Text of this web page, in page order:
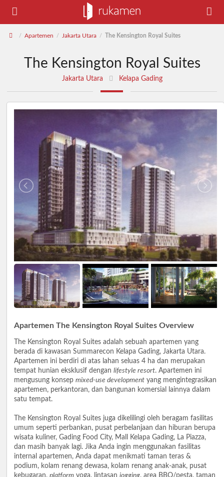
/ Apartemen / Jakarta Utara / The Kensington Royal Suites
The Kensington Royal Suites
Jakarta Utara Kelapa Gading
Apartemen The Kensington Royal Suites Overview
The Kensington Royal Suites adalah sebuah apartemen yang
berada di kawasan Summarecon Kelapa Gading, Jakarta Utara.
Apartemen ini berdiri di atas lahan seluas 4 ha dan merupakan
tempat hunian eksklusif dengan lifestyle resort. Apartemen ini
mengusung konsep mixed-use development yang mengintegrasikan
apartemen, perkantoran, dan bangunan komersial lainnya dalam
satu tempat.
The Kensington Royal Suites juga dikelilingi oleh beragam fasilitas
umum seperti perbankan, pusat perbelanjaan dan hiburan berupa
wisata kuliner, Gading Food City, Mall Kelapa Gading, La Piazza,
dan masih banyak lagi. Jika Anda ingin menggunakan fasilitas
internal apartemen, Anda dapat menikmati taman teras &
podium, kolam renang dewasa, kolam renang anak-anak, pusat